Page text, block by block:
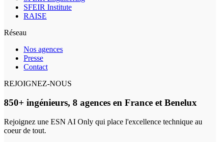
SFEIR Institute
RAISE
Réseau
Nos agences
Presse
Contact
REJOIGNEZ-NOUS
850+ ingénieurs, 8 agences en France et Benelux
Rejoignez une ESN AI Only qui place l'excellence technique au
coeur de tout.